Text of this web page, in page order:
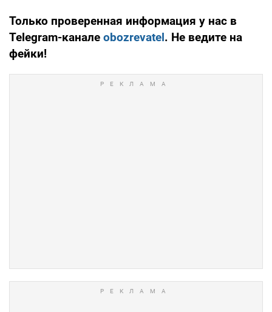
Только проверенная информация у нас в
Telegram-канале obozrevatel. Не ведите на
фейки!